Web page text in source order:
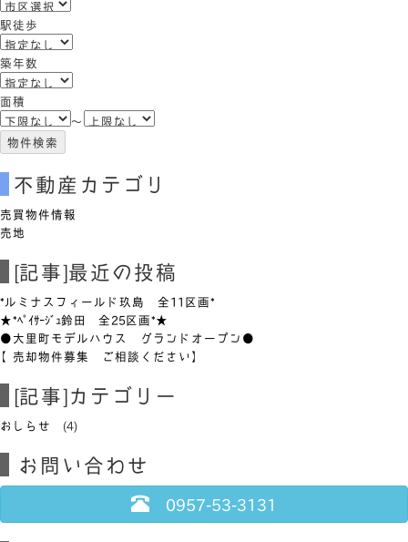
駅徒歩
築年数
面積
～
不動産カテゴリ
売買物件情報
売地
[記事]最近の投稿
*ルミナスフィールド玖島 全11区画*
★*ﾍﾟｲｻｰｼﾞｭ鈴田 全25区画*★
●大里町モデルハウス グランドオープン●
【売却物件募集 ご相談ください】
[記事]カテゴリー
おしらせ (4)
お問い合わせ
0957-53-3131